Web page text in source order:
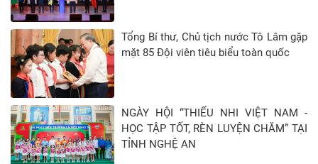
Tổng Bí thư, Chủ tịch nước Tô Lâm gặp
mặt 85 Đội viên tiêu biểu toàn quốc
NGÀY HỘI “THIẾU NHI VIỆT NAM -
HỌC TẬP TỐT, RÈN LUYỆN CHĂM” TẠI
TỈNH NGHỆ AN